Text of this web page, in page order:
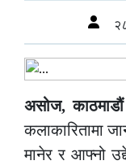
असोज,
कलाकारितामा
मानेर र आफ्नो